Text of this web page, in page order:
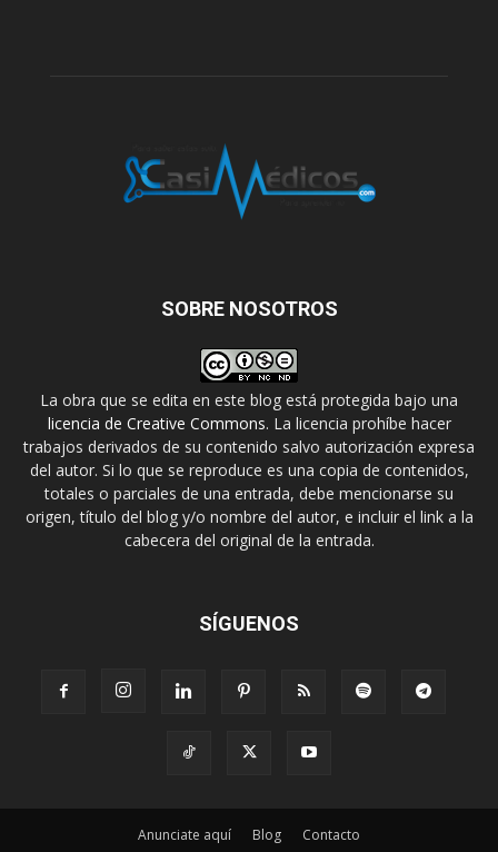
SOBRE NOSOTROS
La obra que se edita en este blog está protegida bajo una
licencia de Creative Commons. La licencia prohíbe hacer
trabajos derivados de su contenido salvo autorización expresa
del autor. Si lo que se reproduce es una copia de contenidos,
totales o parciales de una entrada, debe mencionarse su
origen, título del blog y/o nombre del autor, e incluir el link a la
cabecera del original de la entrada.
SÍGUENOS
Anunciate aquí Blog Contacto